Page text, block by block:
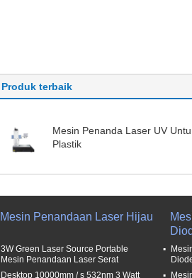
Produk terbaik
Mesin Penanda Laser UV
Plastik
Mesin Penandaan Laser Hijau
3W Green Laser Source Portable
Mesin Penandaan Laser Serat
Desktop 10000mm / s 532nm 3 Watt